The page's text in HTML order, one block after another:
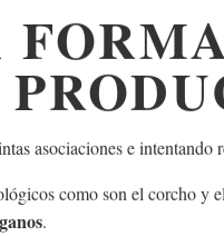
asociaciones e intentando
como son el corcho y
.